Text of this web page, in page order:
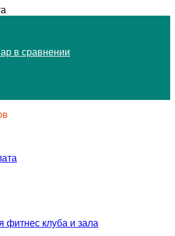
в сравнении
фитнес клуба и зала